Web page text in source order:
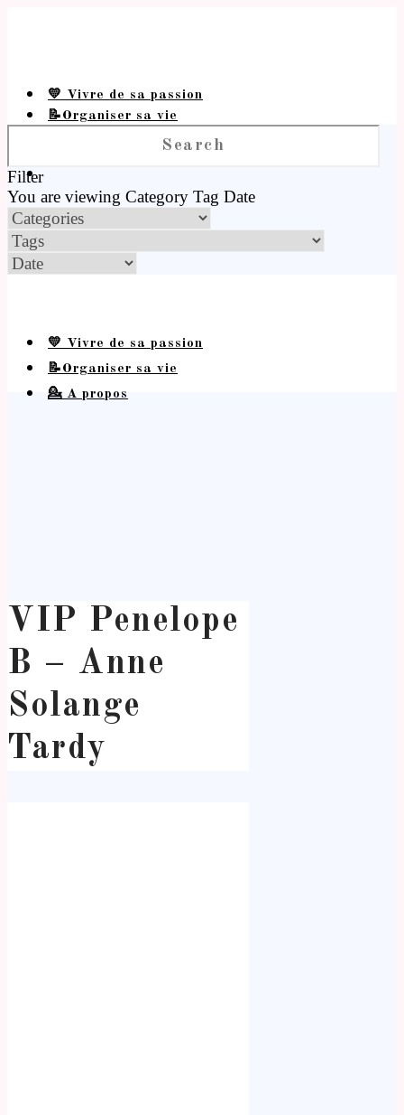
💛 Vivre de sa passion
📝Organiser sa vie
Filter
You are viewing Category Tag Date
💛 Vivre de sa passion
📝Organiser sa vie
💁 A propos
VIP Penelope
B – Anne
Solange
Tardy